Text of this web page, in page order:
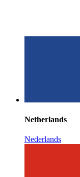
Netherlands
Nederlands